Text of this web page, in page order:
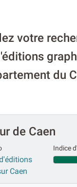
votre
du
de Caen
Caen
Indice